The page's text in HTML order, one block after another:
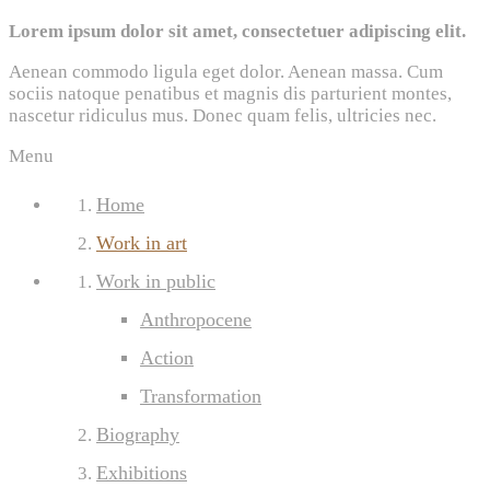
Lorem ipsum dolor sit amet, consectetuer adipiscing elit.
Aenean commodo ligula eget dolor. Aenean massa. Cum
sociis natoque penatibus et magnis dis parturient montes,
nascetur ridiculus mus. Donec quam felis, ultricies nec.
Menu
Home
Work in art
Work in public
Anthropocene
Action
Transformation
Biography
Exhibitions